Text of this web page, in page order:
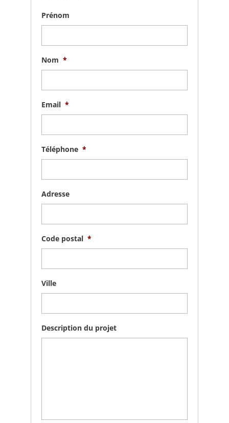
Prénom
Nom *
Email *
Téléphone *
Adresse
Code postal *
Ville
Description du projet